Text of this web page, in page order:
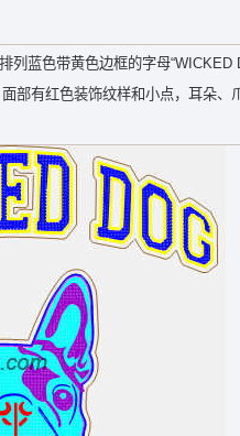
列蓝色带黄色边框的字母“WICKED
部有红色装饰纹样和小点，耳朵